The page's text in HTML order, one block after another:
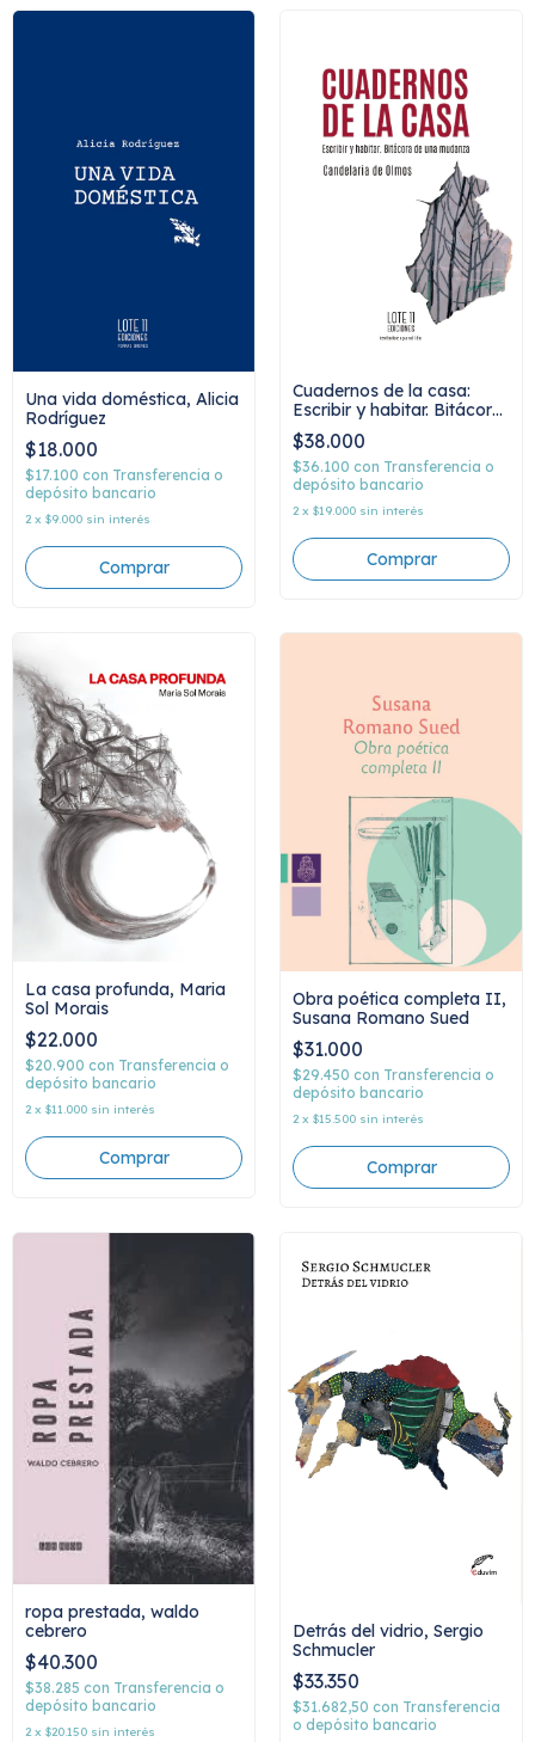
Una vida doméstica, Alicia
Rodríguez
$18.000
$17.100 con Transferencia o
depósito bancario
2 x $9.000 sin interés
Cuadernos de la casa:
Escribir y habitar. Bitácora
de una mudanza,
Candelaria de Olmos
$38.000
$36.100 con Transferencia o
depósito bancario
2 x $19.000 sin interés
La casa profunda, Maria
Sol Morais
$22.000
$20.900 con Transferencia o
depósito bancario
2 x $11.000 sin interés
Obra poética completa II,
Susana Romano Sued
$31.000
$29.450 con Transferencia o
depósito bancario
2 x $15.500 sin interés
ropa prestada, waldo
cebrero
$40.300
$38.285 con Transferencia o
depósito bancario
2 x $20.150 sin interés
Detrás del vidrio, Sergio
Schmucler
$33.350
$31.682,50 con Transferencia
o depósito bancario